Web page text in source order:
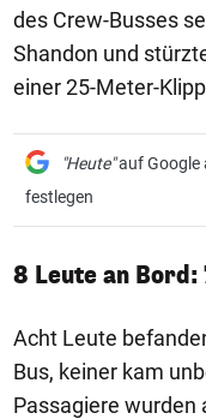
des Crew-Busses
Shandon und
einer 25-Meter-
"Heute"auf Google
festlegen
8 Leute an
Acht Leute
Bus, keiner kam
Passagiere wurden